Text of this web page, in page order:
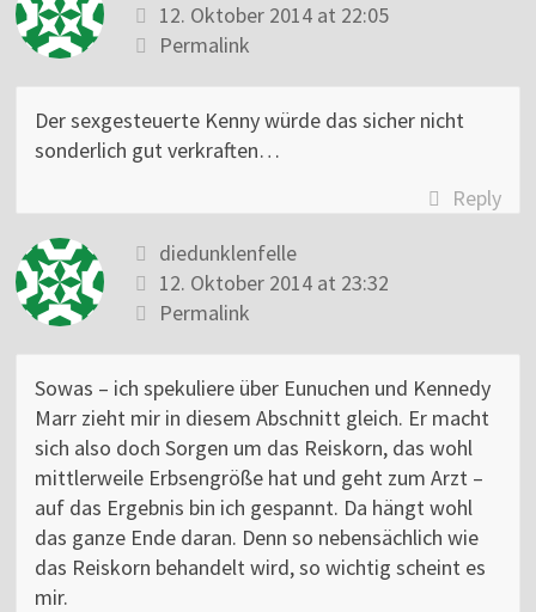
12. Oktober 2014 at 22:05
Permalink
Der sexgesteuerte Kenny würde das sicher nicht
sonderlich gut verkraften…
Reply
diedunklenfelle
12. Oktober 2014 at 23:32
Permalink
Sowas – ich spekuliere über Eunuchen und Kennedy
Marr zieht mir in diesem Abschnitt gleich. Er macht
sich also doch Sorgen um das Reiskorn, das wohl
mittlerweile Erbsengröße hat und geht zum Arzt –
auf das Ergebnis bin ich gespannt. Da hängt wohl
das ganze Ende daran. Denn so nebensächlich wie
das Reiskorn behandelt wird, so wichtig scheint es
mir.